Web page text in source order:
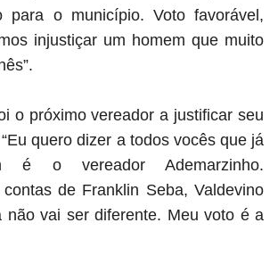
para o município. Voto favorável,
injustiçar um homem que muito
o próximo vereador a justificar seu
quero dizer a todos vocês que já
é o vereador Ademarzinho.
de Franklin Seba, Valdevino
não vai ser diferente. Meu voto é a